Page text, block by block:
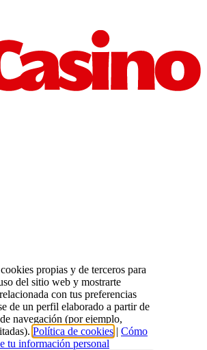
propias y de terceros para
del sitio web y mostrarte
con tus preferencias
de un perfil elaborado a partir de
navegación (por ejemplo,
Política de cookies | Cómo
tu información personal